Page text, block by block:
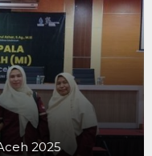
2025